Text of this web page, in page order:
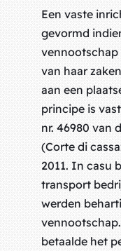
Een vaste
gevormd
van haar
aan een
principe is
nr. 46980 van
(Corte di
2011. In casu
transport
werden
betaalde het